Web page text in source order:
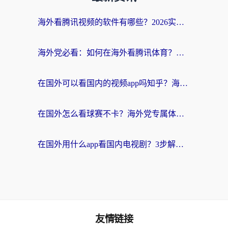
海外看腾讯视频的软件有哪些？2026实测有效，留学生都在用的回国加速器指南
海外党必看：如何在海外看腾讯体育？解决赛事直播地区限制的终极指南
在国外可以看国内的视频app吗知乎？海外党亲测有效的追剧加速方案
在国外怎么看球赛不卡？海外党专属体育直播自由指南
在国外用什么app看国内电视剧？3步解决版权限制+卡顿难题
友情链接